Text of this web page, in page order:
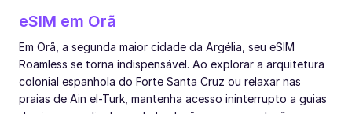
eSIM em Orã
Em Orã, a segunda maior cidade da Argélia, seu eSIM
Roamless se torna indispensável. Ao explorar a arquitetura
colonial espanhola do Forte Santa Cruz ou relaxar nas
praias de Ain el-Turk, mantenha acesso ininterrupto a guias